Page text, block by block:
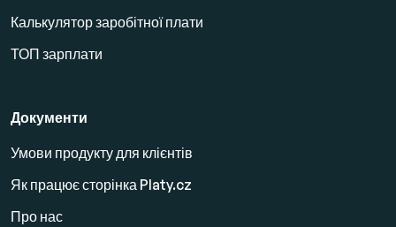
Калькулятор заробітної плати
ТОП зарплати
Документи
Умови продукту для клієнтів
Як працює сторінка Platy.cz
Про нас